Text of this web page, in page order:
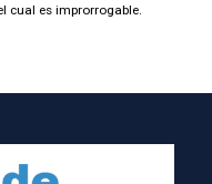
cual es improrrogable.